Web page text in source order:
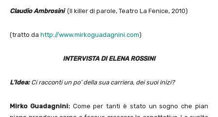
Claudio Ambrosini(Il killer di parole, Teatro La Fenice, 2010)
(tratto da http://www.mirkoguadagnini.com)
INTERVISTA DI ELENA ROSSINI
L’Idea:Ci racconti un po’ della sua carriera, dei suoi inizi?
Mirko Guadagnini:Come per tanti è stato un sogno che pian